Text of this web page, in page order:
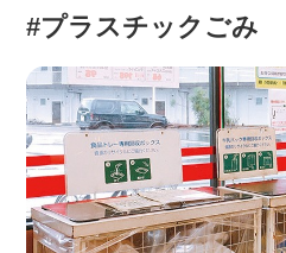
会社概要
グループ一覧
採用情報
レシピ集
#プラスチックごみ